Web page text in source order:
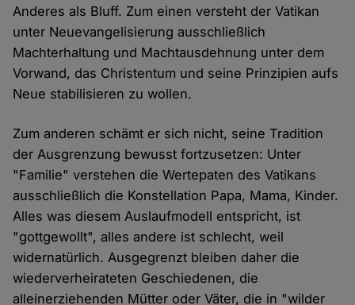
Anderes als Bluff. Zum einen versteht der Vatikan
unter Neuevangelisierung ausschließlich
Machterhaltung und Machtausdehnung unter dem
Vorwand, das Christentum und seine Prinzipien aufs
Neue stabilisieren zu wollen.
Zum anderen schämt er sich nicht, seine Tradition
der Ausgrenzung bewusst fortzusetzen: Unter
"Familie" verstehen die Wertepaten des Vatikans
ausschließlich die Konstellation Papa, Mama, Kinder.
Alles was diesem Auslaufmodell entspricht, ist
"gottgewollt", alles andere ist schlecht, weil
widernatürlich. Ausgegrenzt bleiben daher die
wiederverheirateten Geschiedenen, die
alleinerziehenden Mütter oder Väter, die in "wilder